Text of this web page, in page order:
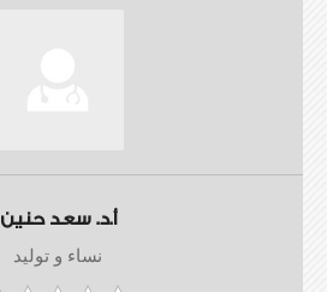
أ.د. سعد حنين
نساء و توليد